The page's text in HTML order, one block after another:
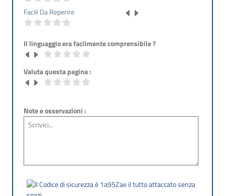
Facili Da Reperire
Il linguaggio era facilmente comprensibile ?
Valuta questa pagina :
Note e osservazioni :